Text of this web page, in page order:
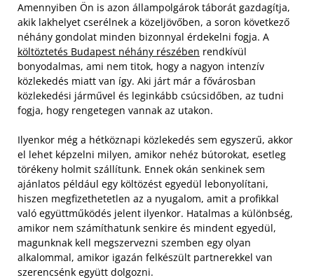
Amennyiben Ön is azon állampolgárok táborát gazdagítja,
akik lakhelyet cserélnek a közeljövőben, a soron következő
néhány gondolat minden bizonnyal érdekelni fogja. A
költöztetés Budapest néhány részében rendkívül
bonyodalmas, ami nem titok, hogy a nagyon intenzív
közlekedés miatt van így. Aki járt már a fővárosban
közlekedési járművel és leginkább csúcsidőben, az tudni
fogja, hogy rengetegen vannak az utakon.
Ilyenkor még a hétköznapi közlekedés sem egyszerű, akkor
el lehet képzelni milyen, amikor nehéz bútorokat, esetleg
törékeny holmit szállítunk. Ennek okán senkinek sem
ajánlatos például egy költözést egyedül lebonyolítani,
hiszen megfizethetetlen az a nyugalom, amit a profikkal
való együttműködés jelent ilyenkor. Hatalmas a különbség,
amikor nem számíthatunk senkire és mindent egyedül,
magunknak kell megszervezni szemben egy olyan
alkalommal, amikor igazán felkészült partnerekkel van
szerencsénk együtt dolgozni.